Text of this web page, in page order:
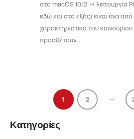
στο macOS 10.12. Η λειτουργία
εδώ και στο εξής) είναι ένα
χαρακτηριστικά του
προσθέτουν...
1 2 ...
Κατηγορίες